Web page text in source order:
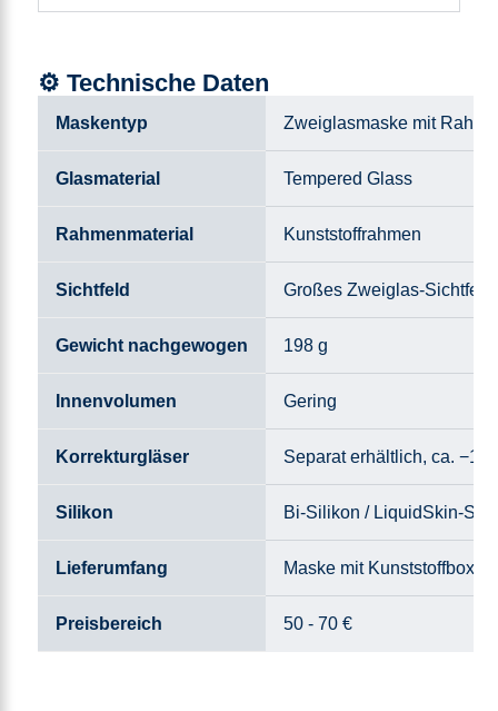
⚙️ Technische Daten
Maskentyp Zweiglasmaske mit
Glasmaterial Tempered Glass
Rahmenmaterial Kunststoffrahmen
Sichtfeld Großes Zweiglas-
Gewicht nachgewogen 198 g
Innenvolumen Gering
Korrekturgläser Separat erhältlich, ca. −1
Silikon Bi-Silikon / LiquidSkin-
Lieferumfang Maske mit Kunststoffbox
Preisbereich 50 - 70 €